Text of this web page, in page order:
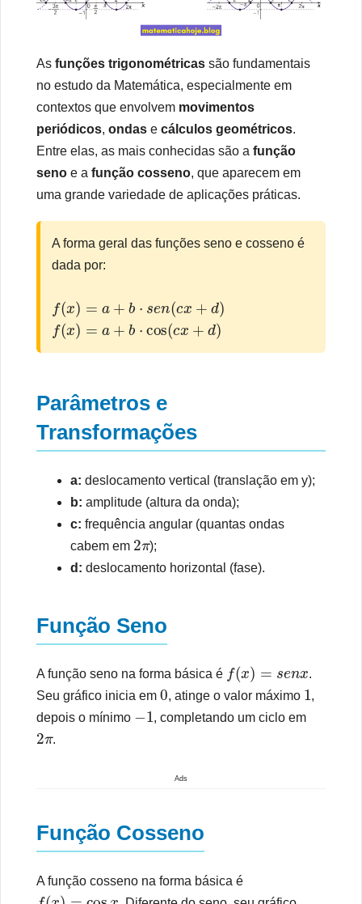
As funções trigonométricas são fundamentais
no estudo da Matemática, especialmente em
contextos que envolvem movimentos
periódicos, ondas e cálculos geométricos.
Entre elas, as mais conhecidas são a função
seno e a função cosseno, que aparecem em
uma grande variedade de aplicações práticas.
A forma geral das funções seno e cosseno é
dada por:
(x = en d
f(x = cos d
Parâmetros e
Transformações
a: deslocamento vertical (translação em y);
b: amplitude (altura da onda);
c: frequência angular (quantas ondas
cabem em
2 π
);
d: deslocamento horizontal (fase).
Função Seno
A função seno na forma básica é
(x =
.
Seu gráfico inicia em
0
, atinge o valor máximo
1
,
depois o mínimo
1
, completando um ciclo em
2 π
.
Ads
Função Cosseno
A função cosseno na forma básica é
(x = cos